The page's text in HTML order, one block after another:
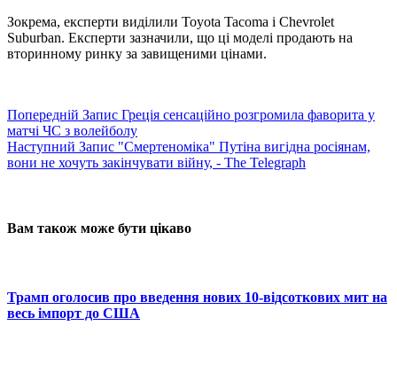
Зокрема, експерти виділили Toyota Tacoma і Chevrolet
Suburban. Експерти зазначили, що ці моделі продають на
вторинному ринку за завищеними цінами.
Попередній Запис Греція сенсаційно розгромила фаворита у
матчі ЧС з волейболу
Наступний Запис "Смертеноміка" Путіна вигідна росіянам,
вони не хочуть закінчувати війну, - The Telegraph
Вам також може бути цікаво
Трамп оголосив про введення нових 10-відсоткових мит на
весь імпорт до США